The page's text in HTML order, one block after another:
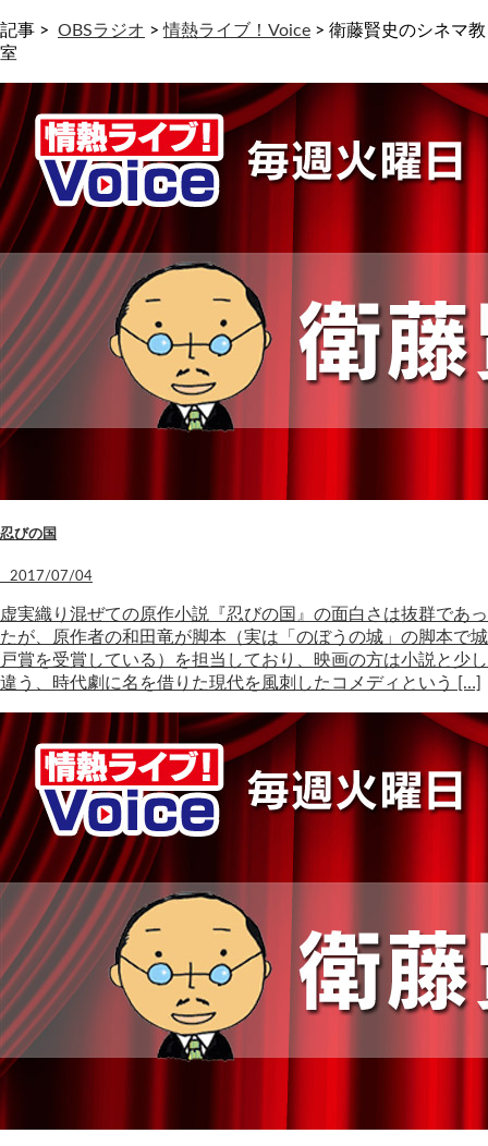
記事 > OBSラジオ >情熱ライブ！Voice > 衛藤賢史のシネマ教
室
忍びの国
2017/07/04
虚実織り混ぜての原作小説『忍びの国』の面白さは抜群であっ
たが、原作者の和田竜が脚本（実は「のぼうの城」の脚本で城
戸賞を受賞している）を担当しており、映画の方は小説と少し
違う、時代劇に名を借りた現代を風刺したコメディという […]